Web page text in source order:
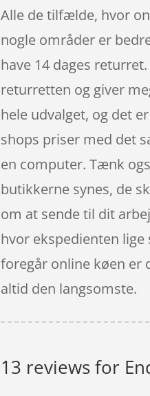
Alle de tilfælde, hvor
nogle områder er
have 14 dages
returretten og giver
hele udvalget, og det
shops priser med det
en computer. Tænk
butikkerne synes, de
om at sende til dit
hvor ekspedienten
foregår online køen er
altid den langsomste.
13 reviews for